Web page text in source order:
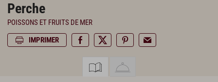
Perche
POISSONS ET FRUITS DE MER
IMPRIMER